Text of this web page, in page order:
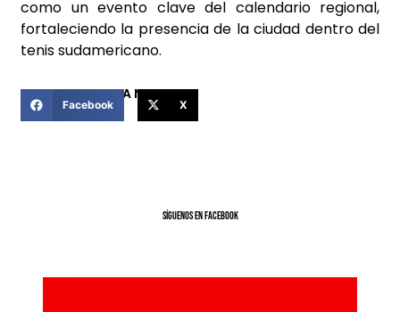
como un evento clave del calendario regional,
fortaleciendo la presencia de la ciudad dentro del
tenis sudamericano.
COMPARTIR ESTA NOTICIA
Facebook X
SíGUENOS EN FACEBOOK